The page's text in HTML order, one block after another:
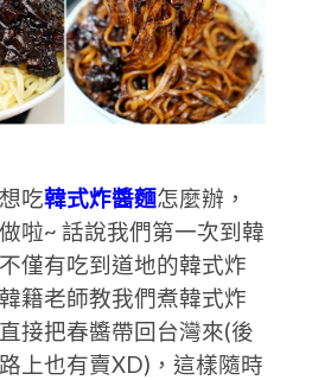
吃韓式炸醬麵怎麼辦，
啦~ 話說我們第一次到韓
僅有吃到道地的韓式炸
籍老師教我們煮韓式炸
接把春醬帶回台灣來(後
上也有賣XD)，這樣隨時